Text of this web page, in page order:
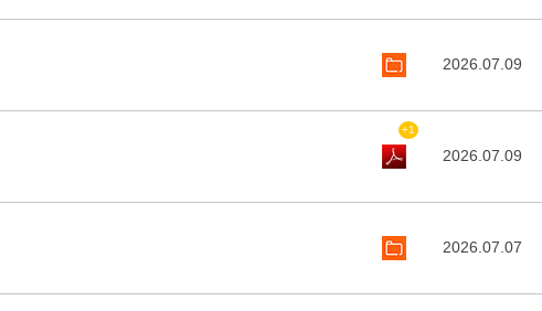
2026.07.09
+1
2026.07.09
2026.07.07